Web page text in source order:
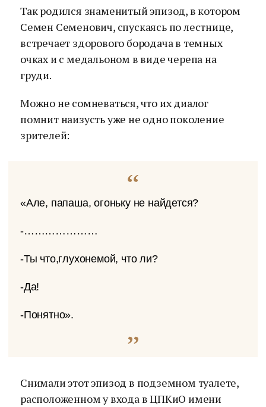
Так родился знаменитый эпизод, в котором
Семен Семенович, спускаясь по лестнице,
встречает здорового бородача в темных
очках и с медальоном в виде черепа на
груди.
Можно не сомневаться, что их диалог
помнит наизусть уже не одно поколение
зрителей:
«Але, папаша, огоньку не найдется?
-…………………
-Ты что,глухонемой, что ли?
-Да!
-Понятно».
Снимали этот эпизод в подземном туалете,
расположенном у входа в ЦПКиО имени